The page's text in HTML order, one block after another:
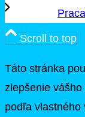
Scroll to top
Táto stránka
zlepšenie
podľa vlastného